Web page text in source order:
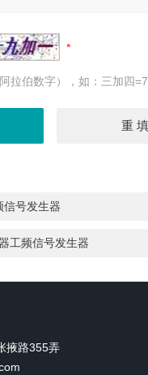
拉伯数字），如：三加四=7
信号发生器
工频信号发生器
掖路355弄